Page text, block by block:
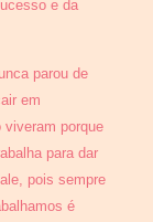
e da
parou de
em
viveram porque
para dar
pois sempre
é